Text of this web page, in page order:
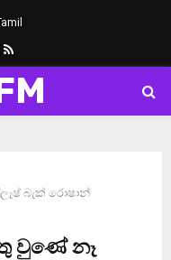
Rss
බැක් රොෂාන්
වුණේ නෑ